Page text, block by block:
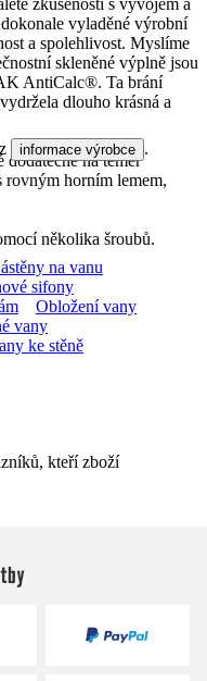
zkušenosti s vývojem a
vyladěné výrobní
a spolehlivost. Myslíme
skleněné výplně jsou
AntiCalc®. Ta brání
dlouho krásná a
dodatečně na téměř
horním lemem,
několika šroubů.
informace výrobce .
na vanu
sifony
Obložení vany
vany
ke stěně
kteří zboží